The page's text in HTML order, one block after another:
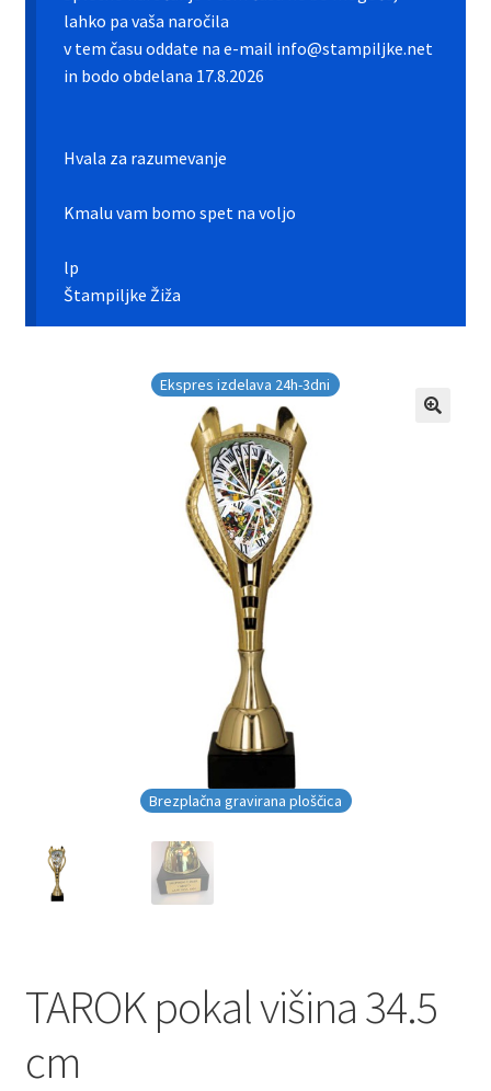
Galerija športnih vstavkov
Moj profil
lahko pa vaša naročila
v tem času oddate na e-mail info@stampiljke.net
in bodo obdelana 17.8.2026
Hvala za razumevanje
Kmalu vam bomo spet na voljo
lp
Štampiljke Žiža
Brezplačna gravirana ploščica
Ekspres izdelava 24h-3dni
TAROK pokal višina 34.5
cm